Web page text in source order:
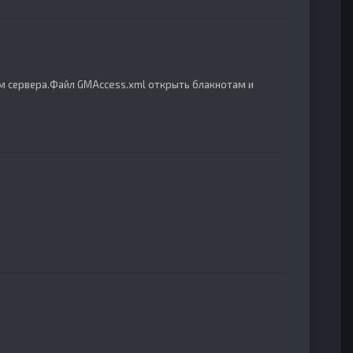
GMAccess.xml открыть блакнотам и